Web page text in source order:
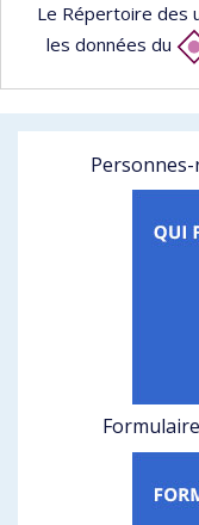
Le Répertoire des
les données du